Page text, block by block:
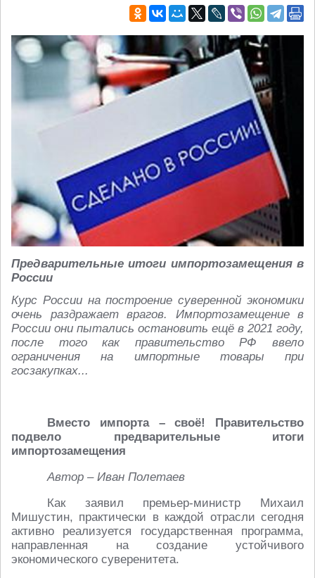
Предварительные итоги импортозамещения в
России
Курс России на построение суверенной экономики
очень раздражает врагов. Импортозамещение в
России они пытались остановить ещё в 2021 году,
после того как правительство РФ ввело
ограничения на импортные товары при
госзакупках...
Вместо импорта – своё! Правительство
подвело предварительные итоги
импортозамещения
Автор – Иван Полетаев
Как заявил премьер-министр Михаил
Мишустин, практически в каждой отрасли сегодня
активно реализуется государственная программа,
направленная на создание устойчивого
экономического суверенитета.